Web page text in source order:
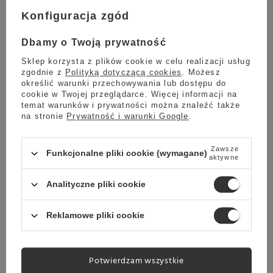
użytkownika. Dzięki tej unikalnej funkcji ekspres Stone
stanowi nie tylko urządzenie do parzenia kawy, ale
również element dekoracyjny, który dostosowuje się do
osobistego stylu każdego wnętrza.
Stone Espresso Mine Premium Chrome posiada
chromowane panele.
Materiał:zewnętrzna obudowa wykonana jest ze stali
nierdzewnej, a boczne elementy są aluminiowe, które są
wykonane z metalu, mając na celu zapewnienie
długowieczności i wysokiej wydajności ekspresu.
Technologie:Ekspres Stone Espresso Mine Premium
miedziany bojler o pojemności 1,5 litra i mocy 1000W.
Włoski ekspres Stone ma ciężką mosiężną grupę oraz
parzenia, a wbudowanafunkcja preinfuzji
Konfiguracja zgód
Dbamy o Twoją prywatność
Sklep korzysta z plików cookie w celu realizacji usług
zgodnie z Polityką dotyczącą cookies . Możesz
określić warunki przechowywania lub dostępu do
cookie w Twojej przeglądarce. Więcej informacji na
temat warunków i prywatności można znaleźć także
na stronie Prywatność i warunki Google .
Funkcjonalne pliki cookie (wymagane) Zawsze
aktywne
Analityczne pliki cookie
Reklamowe pliki cookie
Potwierdzam wszystkie